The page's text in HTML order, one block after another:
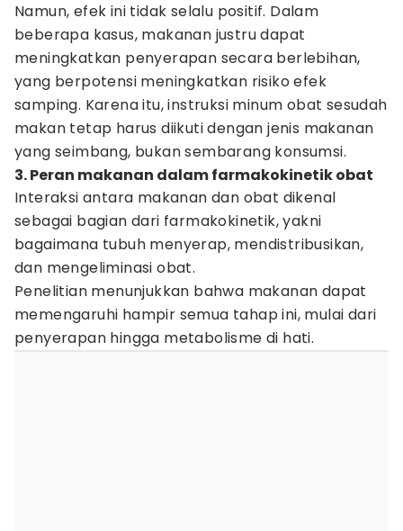
Namun, efek ini tidak selalu positif. Dalam
beberapa kasus, makanan justru dapat
meningkatkan penyerapan secara berlebihan,
yang berpotensi meningkatkan risiko efek
samping. Karena itu, instruksi minum obat sesudah
makan tetap harus diikuti dengan jenis makanan
yang seimbang, bukan sembarang konsumsi.
3. Peran makanan dalam farmakokinetik obat
Interaksi antara makanan dan obat dikenal
sebagai bagian dari farmakokinetik, yakni
bagaimana tubuh menyerap, mendistribusikan,
dan mengeliminasi obat.
Penelitian menunjukkan bahwa makanan dapat
memengaruhi hampir semua tahap ini, mulai dari
penyerapan hingga metabolisme di hati.